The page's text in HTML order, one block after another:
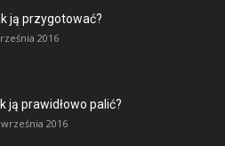
ją przygotować?
2016
ją prawidłowo palić?
września 2016